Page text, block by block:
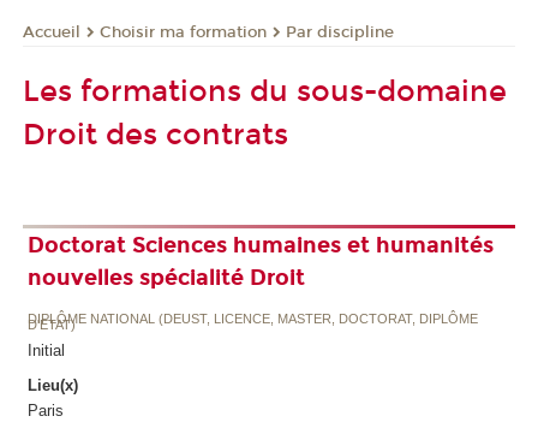
Accueil Choisir ma formation Par discipline
Les formations du sous-domaine
Droit des contrats
Doctorat Sciences humaines et humanités
nouvelles spécialité Droit
DIPLÔME NATIONAL (DEUST, LICENCE, MASTER, DOCTORAT, DIPLÔME
D'ETAT)
Initial
Lieu(x)
Paris